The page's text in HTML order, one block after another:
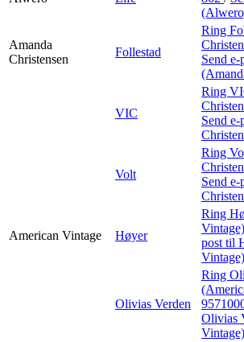
Amanda
Christensen
Follestad
Ring
Send e-
VIC
Ring
Send e-
Volt
Ring
Send e-
American Vintage Høyer
Ring
post til
Vintage)
Olivias Verden
Ring
Olivias
Vintage)